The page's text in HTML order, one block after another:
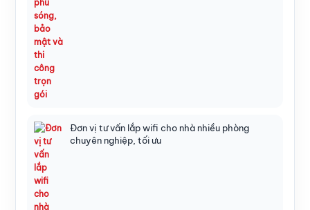
Đơn vị tư vấn lắp wifi cho nhà nhiều phòng
chuyên nghiệp, tối ưu